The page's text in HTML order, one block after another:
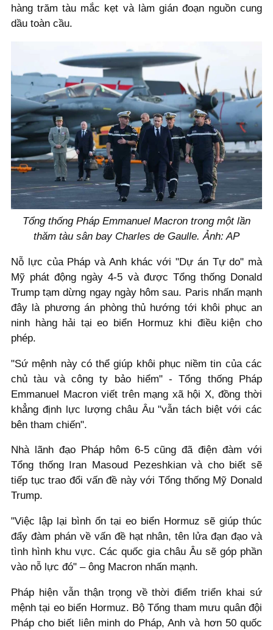
hàng trăm tàu mắc kẹt và làm gián đoạn nguồn cung
dầu toàn cầu.
Tổng thống Pháp Emmanuel Macron trong một lần
thăm tàu sân bay Charles de Gaulle. Ảnh: AP
Nỗ lực của Pháp và Anh khác với "Dự án Tự do" mà
Mỹ phát động ngày 4-5 và được Tổng thống Donald
Trump tạm dừng ngay ngày hôm sau. Paris nhấn mạnh
đây là phương án phòng thủ hướng tới khôi phục an
ninh hàng hải tại eo biển Hormuz khi điều kiện cho
phép.
"Sứ mệnh này có thể giúp khôi phục niềm tin của các
chủ tàu và công ty bảo hiểm" - Tổng thống Pháp
Emmanuel Macron viết trên mạng xã hội X, đồng thời
khẳng định lực lượng châu Âu "vẫn tách biệt với các
bên tham chiến".
Nhà lãnh đạo Pháp hôm 6-5 cũng đã điện đàm với
Tổng thống Iran Masoud Pezeshkian và cho biết sẽ
tiếp tục trao đổi vấn đề này với Tổng thống Mỹ Donald
Trump.
"Việc lập lại bình ổn tại eo biển Hormuz sẽ giúp thúc
đẩy đàm phán về vấn đề hạt nhân, tên lửa đạn đạo và
tình hình khu vực. Các quốc gia châu Âu sẽ góp phần
vào nỗ lực đó" – ông Macron nhấn mạnh.
Pháp hiện vẫn thận trọng về thời điểm triển khai sứ
mệnh tại eo biển Hormuz. Bộ Tổng tham mưu quân đội
Pháp cho biết liên minh do Pháp, Anh và hơn 50 quốc